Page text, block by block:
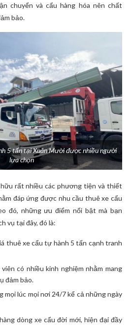
chuyển và cẩu hàng hóa nên chất
bảo.
5 tấn tại Xuân Mười được nhiều người
lựa chọn
rất nhiều các phương tiện và thiết
đáp ứng được nhu cầu thuê xe cẩu
đó, những ưu điểm nổi bật mà bạn
vụ tại đây, đó là:
thuê xe cẩu tự hành 5 tấn cạnh tranh
có nhiều kinh nghiệm nhằm mang
đảm bảo.
mọi lúc mọi nơi 24/7 kể cả những ngày
dòng xe cẩu đời mới, hiện đại đầy